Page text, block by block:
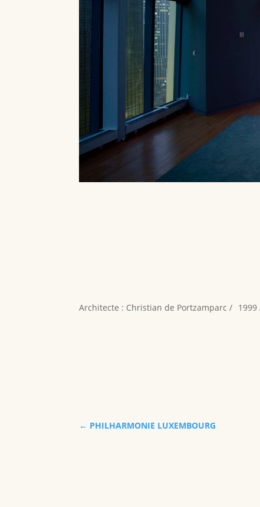
Architecte : Christian de Portzamparc / 1999
← PHILHARMONIE LUXEMBOURG